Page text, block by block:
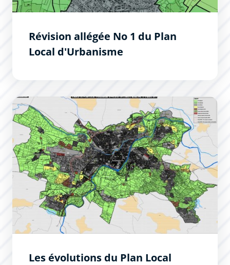
Révision allégée No 1 du Plan
Local d'Urbanisme
Les évolutions du Plan Local d&#039;Urbanisme
Les évolutions du Plan Local